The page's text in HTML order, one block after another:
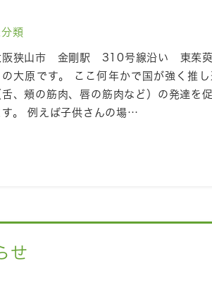
類
阪狭山市 金剛駅 310号線沿い 東茱萸
の大原です。 ここ何年かで国が強く推
舌、頬の筋肉、唇の筋肉など）の発達を
す。 例えば子供さんの場…
せ